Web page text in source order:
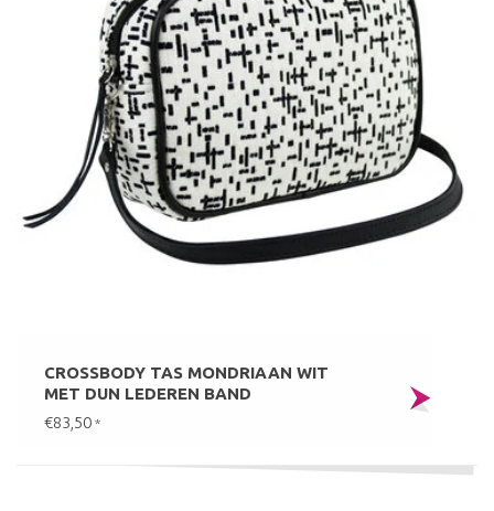
CROSSBODY TAS MONDRIAAN WIT
MET DUN LEDEREN BAND
€83,50 *